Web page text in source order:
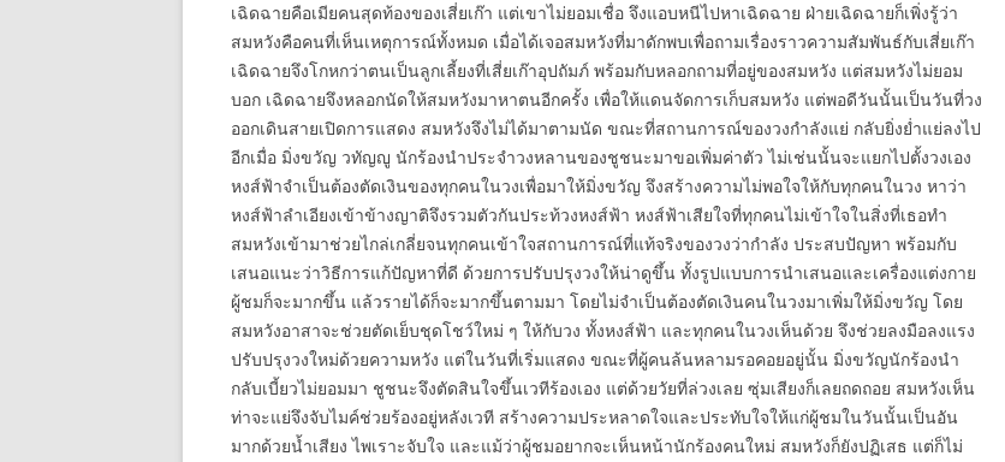
เฉิดฉายคือเมียคนสุดท้องของเสี่ยเก๊า แต่เขาไม่ยอมเชื่อ จึงแอบหนีไปหาเฉิดฉาย ฝ่ายเฉิดฉายก็เพิ่งรู้ว่า
สมหวังคือคนที่เห็นเหตุการณ์ทั้งหมด เมื่อได้เจอสมหวังที่มาดักพบเพื่อถามเรื่องราวความสัมพันธ์กับเสี่ยเก๊า
เฉิดฉายจึงโกหกว่าตนเป็นลูกเลี้ยงที่เสี่ยเก๊าอุปถัมภ์ พร้อมกับหลอกถามที่อยู่ของสมหวัง แต่สมหวังไม่ยอม
บอก เฉิดฉายจึงหลอกนัดให้สมหวังมาหาตนอีกครั้ง เพื่อให้แดนจัดการเก็บสมหวัง แต่พอดีวันนั้นเป็นวันที่วง
ออกเดินสายเปิดการแสดง สมหวังจึงไม่ได้มาตามนัด ขณะที่สถานการณ์ของวงกำลังแย่ กลับยิ่งย่ำแย่ลงไป
อีกเมื่อ มิ่งขวัญ วทัญญู นักร้องนำประจำวงหลานของชูชนะมาขอเพิ่มค่าตัว ไม่เช่นนั้นจะแยกไปตั้งวงเอง
หงส์ฟ้าจำเป็นต้องตัดเงินของทุกคนในวงเพื่อมาให้มิ่งขวัญ จึงสร้างความไม่พอใจให้กับทุกคนในวง หาว่า
หงส์ฟ้าลำเอียงเข้าข้างญาติจึงรวมตัวกันประท้วงหงส์ฟ้า หงส์ฟ้าเสียใจที่ทุกคนไม่เข้าใจในสิ่งที่เธอทำ
สมหวังเข้ามาช่วยไกล่เกลี่ยจนทุกคนเข้าใจสถานการณ์ที่แท้จริงของวงว่ากำลัง ประสบปัญหา พร้อมกับ
เสนอแนะว่าวิธีการแก้ปัญหาที่ดี ด้วยการปรับปรุงวงให้น่าดูขึ้น ทั้งรูปแบบการนำเสนอและเครื่องแต่งกาย
ผู้ชมก็จะมากขึ้น แล้วรายได้ก็จะมากขึ้นตามมา โดยไม่จำเป็นต้องตัดเงินคนในวงมาเพิ่มให้มิ่งขวัญ โดย
สมหวังอาสาจะช่วยตัดเย็บชุดโชว์ใหม่ ๆ ให้กับวง ทั้งหงส์ฟ้า และทุกคนในวงเห็นด้วย จึงช่วยลงมือลงแรง
ปรับปรุงวงใหม่ด้วยความหวัง แต่ในวันที่เริ่มแสดง ขณะที่ผู้คนล้นหลามรอคอยอยู่นั้น มิ่งขวัญนักร้องนำ
กลับเบี้ยวไม่ยอมมา ชูชนะจึงตัดสินใจขึ้นเวทีร้องเอง แต่ด้วยวัยที่ล่วงเลย ซุ่มเสียงก็เลยถดถอย สมหวังเห็น
ท่าจะแย่จึงจับไมค์ช่วยร้องอยู่หลังเวที สร้างความประหลาดใจและประทับใจให้แก่ผู้ชมในวันนั้นเป็นอัน
มากด้วยน้ำเสียง ไพเราะจับใจ และแม้ว่าผู้ชมอยากจะเห็นหน้านักร้องคนใหม่ สมหวังก็ยังปฏิเสธ แต่ก็ไม่